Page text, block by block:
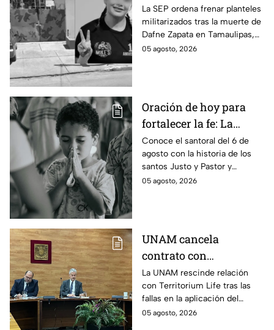
acata cierre de
planteles tras el caso
Dafne Zapata; otros
estados defienden su
La SEP ordena frenar planteles
militarizados tras la muerte de
Dafne Zapata en Tamaulipas,
generando el cierre de cinco
05 agosto, 2026
Oración de hoy para
fortalecer la fe: La
plegaria para pedirle a
los Santos Justo y
Pastor por la
protección de la
Conoce el santoral del 6 de
agosto con la historia de los
santos Justo y Pastor y
descubre la oración devocional
05 agosto, 2026
UNAM cancela
contrato con
Territorium Life, alista
auditoría externa y
recurrirá a la ASF tras
exámenes de
La UNAM rescinde relación
con Territorium Life tras las
fallas en la aplicación del
examen de licenciatura y
05 agosto, 2026